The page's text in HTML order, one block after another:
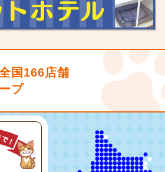
国166店舗
プ